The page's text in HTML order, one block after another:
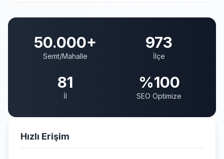
50.000+
Semt/Mahalle
973
İlçe
81
İl
%100
SEO Optimize
Hızlı Erişim